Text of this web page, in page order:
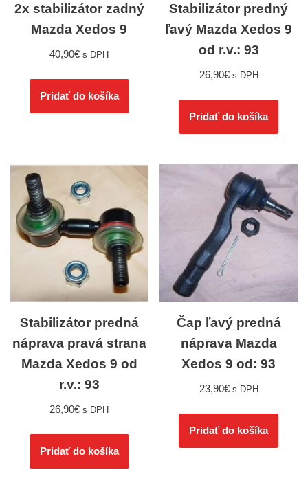
2x stabilizátor zadný
Mazda Xedos 9
40,90€ s DPH
Pridať do košíka
Stabilizátor predný
ľavý Mazda Xedos 9
od r.v.: 93
26,90€ s DPH
Pridať do košíka
Stabilizátor predná
náprava pravá strana
Mazda Xedos 9 od
r.v.: 93
26,90€ s DPH
Pridať do košíka
Čap ľavý predná
náprava Mazda
Xedos 9 od: 93
23,90€ s DPH
Pridať do košíka